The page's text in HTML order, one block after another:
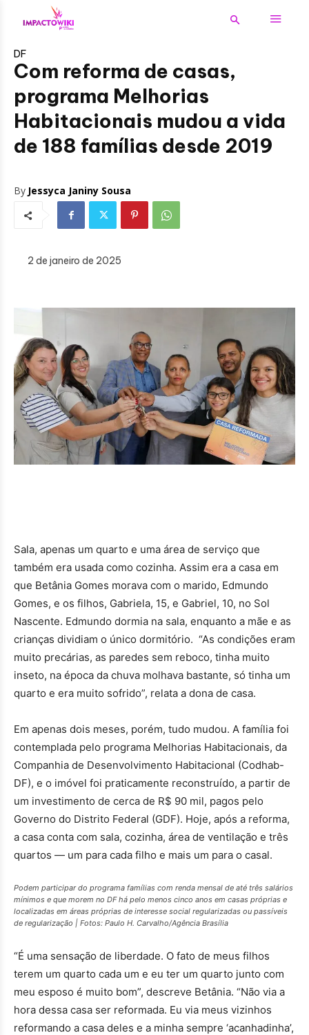
DF
Com reforma de casas,
programa Melhorias
Habitacionais mudou a vida
de 188 famílias desde 2019
By Jessyca Janiny Sousa
2 de janeiro de 2025
Sala, apenas um quarto e uma área de serviço que
também era usada como cozinha. Assim era a casa em
que Betânia Gomes morava com o marido, Edmundo
Gomes, e os filhos, Gabriela, 15, e Gabriel, 10, no Sol
Nascente. Edmundo dormia na sala, enquanto a mãe e as
crianças dividiam o único dormitório. “As condições eram
muito precárias, as paredes sem reboco, tinha muito
inseto, na época da chuva molhava bastante, só tinha um
quarto e era muito sofrido”, relata a dona de casa.
Em apenas dois meses, porém, tudo mudou. A família foi
contemplada pelo programa Melhorias Habitacionais, da
Companhia de Desenvolvimento Habitacional (Codhab-
DF), e o imóvel foi praticamente reconstruído, a partir de
um investimento de cerca de R$ 90 mil, pagos pelo
Governo do Distrito Federal (GDF). Hoje, após a reforma,
a casa conta com sala, cozinha, área de ventilação e três
quartos — um para cada filho e mais um para o casal.
Podem participar do programa famílias com renda mensal de até três salários
mínimos e que morem no DF há pelo menos cinco anos em casas próprias e
localizadas em áreas próprias de interesse social regularizadas ou passíveis
de regularização | Fotos: Paulo H. Carvalho/Agência Brasília
“É uma sensação de liberdade. O fato de meus filhos
terem um quarto cada um e eu ter um quarto junto com
meu esposo é muito bom”, descreve Betânia. “Não via a
hora dessa casa ser reformada. Eu via meus vizinhos
reformando a casa deles e a minha sempre ‘acanhadinha’,